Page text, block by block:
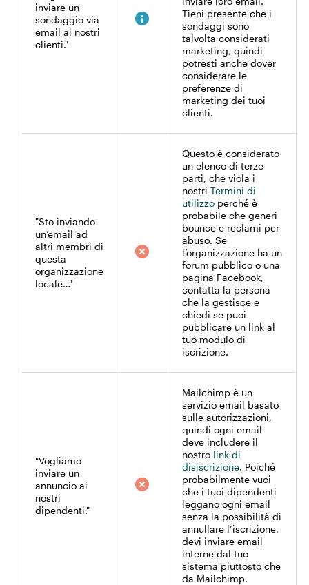
inviare un
sondaggio via
email ai nostri
clienti."
Tieni presente che i
sondaggi sono
talvolta considerati
marketing, quindi
potresti anche dover
considerare le
preferenze di
marketing dei tuoi
clienti.
"Sto inviando
un’email ad
altri membri di
questa
organizzazione
locale…"
Questo è considerato
un elenco di terze
parti, che viola i
nostri Termini di
utilizzo perché è
probabile che generi
bounce e reclami per
abuso. Se
l’organizzazione ha un
forum pubblico o una
pagina Facebook,
contatta la persona
che la gestisce e
chiedi se puoi
pubblicare un link al
tuo modulo di
iscrizione.
"Vogliamo
inviare un
annuncio ai
nostri
dipendenti."
Mailchimp è un
servizio email basato
sulle autorizzazioni,
quindi ogni email
deve includere il
nostro link di
disiscrizione. Poiché
probabilmente vuoi
che i tuoi dipendenti
leggano ogni email
senza la possibilità di
annullare l’iscrizione,
devi inviare email
interne dal tuo
sistema piuttosto che
da Mailchimp.